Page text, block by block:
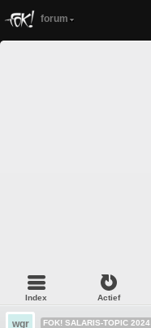
forum
Index Actief
wgr FOK! SALARIS-TOPIC 2024